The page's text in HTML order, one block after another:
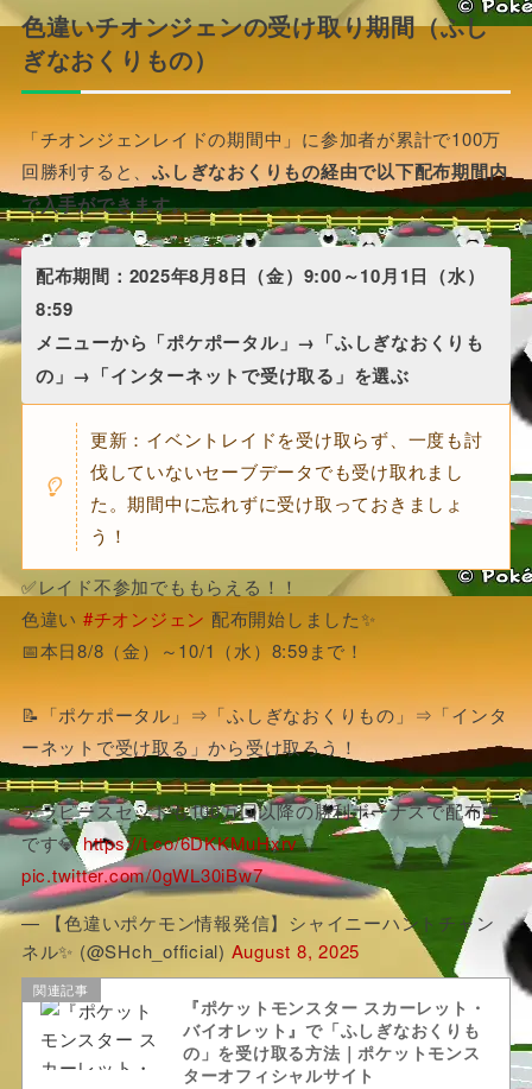
色違いチオンジェンの受け取り期間（ふし
ぎなおくりもの）
「チオンジェンレイドの期間中」に参加者が累計で100万
回勝利すると、ふしぎなおくりもの経由で以下配布期間内
で入手ができます。
配布期間：2025年8月8日（金）9:00～10月1日（水）
8:59
メニューから「ポケポータル」→「ふしぎなおくりも
の」→「インターネットで受け取る」を選ぶ
更新：イベントレイドを受け取らず、一度も討
伐していないセーブデータでも受け取れまし
た。期間中に忘れずに受け取っておきましょ
う！
✅レイド不参加でももらえる！！
色違い #チオンジェン 配布開始しました✨
📅本日8/8（金）～10/1（水）8:59まで！
📝「ポケポータル」⇒「ふしぎなおくりもの」⇒「インタ
ーネットで受け取る」から受け取ろう！
テラピースセットも100万回以降の勝利ボーナスで配布中
です💎https://t.co/6DKKMuHxrv
pic.twitter.com/0gWL30iBw7
— 【色違いポケモン情報発信】シャイニーハントチャン
ネル✨ (@SHch_official) August 8, 2025
関連記事
『ポケットモンスター スカーレット・
バイオレット』で「ふしぎなおくりも
の」を受け取る方法｜ポケットモンス
ターオフィシャルサイト